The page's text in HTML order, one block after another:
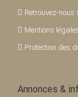
Retrouvez-nous
Mentions
Protection des
Annonces &